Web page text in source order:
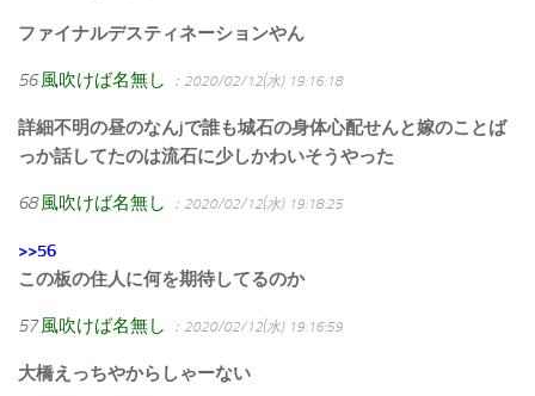
ファイナルデスティネーションやん
56 風吹けば名無し ：2020/02/12(水) 19:16:18
詳細不明の昼のなんjで誰も城石の身体心配せんと嫁のことば
っか話してたのは流石に少しかわいそうやった
68 風吹けば名無し ：2020/02/12(水) 19:18:25
>>56
この板の住人に何を期待してるのか
57 風吹けば名無し ：2020/02/12(水) 19:16:59
大橋えっちやからしゃーない